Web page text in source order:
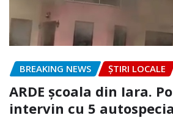
BREAKING NEWS ȘTIRI LOCALE
ARDE școala din Iara.
intervin cu 5